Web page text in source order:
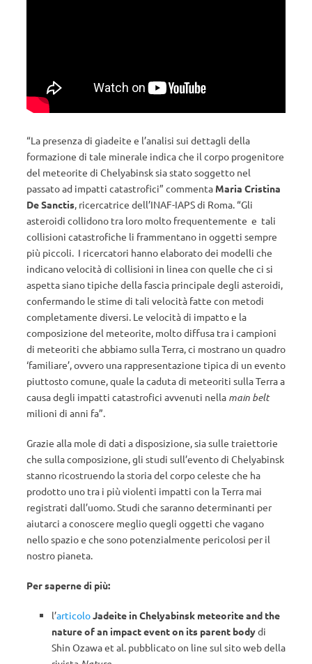
“La presenza di giadeite e l’analisi sui dettagli della
formazione di tale minerale indica che il corpo progenitore
del meteorite di Chelyabinsk sia stato soggetto nel
passato ad impatti catastrofici” commenta Maria Cristina
De Sanctis, ricercatrice dell’INAF-IAPS di Roma. “Gli
asteroidi collidono tra loro molto frequentemente e tali
collisioni catastrofiche li frammentano in oggetti sempre
più piccoli. I ricercatori hanno elaborato dei modelli che
indicano velocità di collisioni in linea con quelle che ci si
aspetta siano tipiche della fascia principale degli asteroidi,
confermando le stime di tali velocità fatte con metodi
completamente diversi. Le velocità di impatto e la
composizione del meteorite, molto diffusa tra i campioni
di meteoriti che abbiamo sulla Terra, ci mostrano un quadro
‘familiare’, ovvero una rappresentazione tipica di un evento
piuttosto comune, quale la caduta di meteoriti sulla Terra a
causa degli impatti catastrofici avvenuti nella main belt
milioni di anni fa”.
Grazie alla mole di dati a disposizione, sia sulle traiettorie
che sulla composizione, gli studi sull’evento di Chelyabinsk
stanno ricostruendo la storia del corpo celeste che ha
prodotto uno tra i più violenti impatti con la Terra mai
registrati dall’uomo. Studi che saranno determinanti per
aiutarci a conoscere meglio quegli oggetti che vagano
nello spazio e che sono potenzialmente pericolosi per il
nostro pianeta.
Per saperne di più:
l’articoloJadeite in Chelyabinsk meteorite and the
nature of an impact event on its parent bodydi
Shin Ozawa et al. pubblicato on line sul sito web della